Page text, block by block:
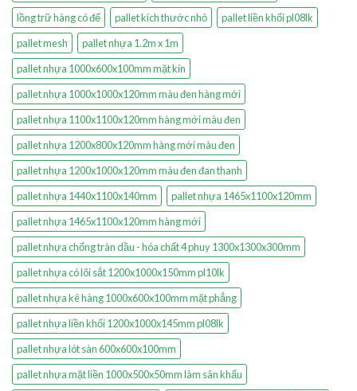
lồng trữ hàng có đế
pallet kích thước nhỏ
pallet liền khối pl08lk
pallet mesh
pallet nhựa 1.2m x 1m
pallet nhựa 1000x600x100mm mặt kín
pallet nhựa 1000x1000x120mm màu đen hàng mới
pallet nhựa 1100x1100x120mm hàng mới màu đen
pallet nhựa 1200x800x120mm hàng mới màu đen
pallet nhựa 1200x1000x120mm màu đen đan thanh
pallet nhựa 1440x1100x140mm
pallet nhựa 1465x1100x120mm
pallet nhựa 1465x1100x120mm hàng mới
pallet nhựa chống tràn dầu - hóa chất 4 phuy 1300x1300x300mm
pallet nhựa có lõi sắt 1200x1000x150mm pl10lk
pallet nhựa kê hàng 1000x600x100mm mặt phẳng
pallet nhựa liền khối 1200x1000x145mm pl08lk
pallet nhựa lót sàn 600x600x100mm
pallet nhựa mặt liền 1000x500x50mm làm sân khấu